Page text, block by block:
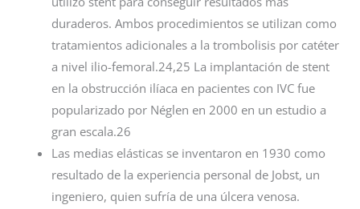
duraderos. Ambos procedimientos se utilizan como
tratamientos adicionales a la trombolisis por catéter
a nivel ilio-femoral.24,25 La implantación de stent
en la obstrucción ilíaca en pacientes con IVC fue
popularizado por Néglen en 2000 en un estudio a
gran escala.26
Las medias elásticas se inventaron en 1930 como
resultado de la experiencia personal de Jobst, un
ingeniero, quien sufría de una úlcera venosa.